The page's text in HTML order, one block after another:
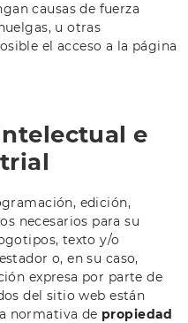
causas de fuerza
u otras
el acceso a la página
e
edición,
necesarios para su
texto y/o
o, en su caso,
expresa por parte de
del sitio web están
normativa de propiedad